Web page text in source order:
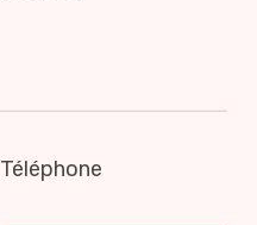
Téléphone